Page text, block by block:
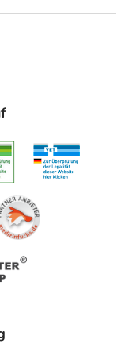
Verpackung und
Pflaster über
an die
zu erreichen.